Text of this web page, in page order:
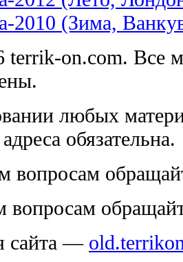
2010 (Зима,
on.com. Все
любых
обязательна.
вопросам
вопросам
сайта —